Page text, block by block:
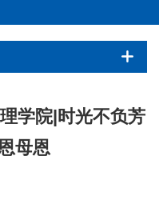
学院|时光不负芳
母恩